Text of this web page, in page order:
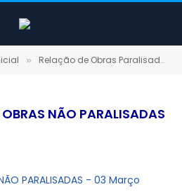
» Relação de Obras Paralisadas
NÃO PARALISADAS
PARALISADAS - 03 Março